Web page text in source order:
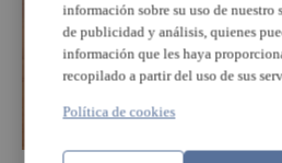
información sobre su uso de nuestro
de publicidad y análisis, quienes
información que les haya
recopilado a partir del uso de sus
Política de cookies